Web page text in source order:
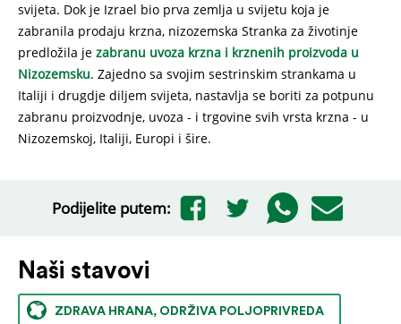
svijeta. Dok je Izrael bio prva zemlja u svijetu koja je
zabranila prodaju krzna, nizozemska Stranka za životinje
predložila je zabranu uvoza krzna i krznenih proizvoda u
Nizozemsku. Zajedno sa svojim sestrinskim strankama u
Italiji i drugdje diljem svijeta, nastavlja se boriti za potpunu
zabranu proizvodnje, uvoza - i trgovine svih vrsta krzna - u
Nizozemskoj, Italiji, Europi i šire.
Podijelite putem:
Naši stavovi
ZDRAVA HRANA, ODRŽIVA POLJOPRIVREDA